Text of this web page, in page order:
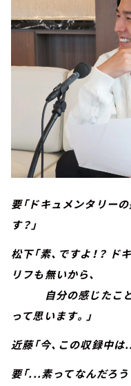
要「ドキュメンタリー
す？」
松下「素、ですよ！？
リフも無いから、
自分の感じたこと
って思います。」
近藤「今、この収録中は
要「...素ってなんだろう